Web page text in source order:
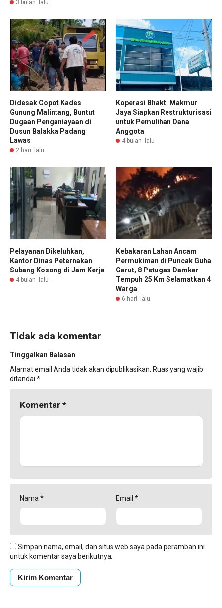
3 bulan lalu
Didesak Copot Kades
Gunung Malintang, Buntut
Dugaan Penganiayaan di
Dusun Balakka Padang
Lawas
2 hari lalu
Koperasi Bhakti Makmur
Jaya Siapkan Restrukturisasi
untuk Pemulihan Dana
Anggota
4 bulan lalu
Pelayanan Dikeluhkan,
Kantor Dinas Peternakan
Subang Kosong di Jam Kerja
4 bulan lalu
Kebakaran Lahan Ancam
Permukiman di Puncak Guha
Garut, 8 Petugas Damkar
Tempuh 25 Km Selamatkan 4
Warga
6 hari lalu
Tidak ada komentar
Tinggalkan Balasan
Alamat email Anda tidak akan dipublikasikan. Ruas yang wajib
ditandai *
Komentar*
Nama * Email *
Simpan nama, email, dan situs web saya pada peramban ini
untuk komentar saya berikutnya.